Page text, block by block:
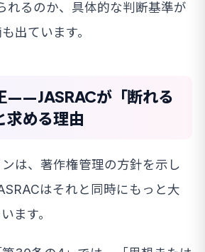
れるのか、具体的な判断基準が
出ています。
——JASRACが「断れる
求める理由
は、著作権管理の方針を示し
はそれと同時にもっと大
ます。